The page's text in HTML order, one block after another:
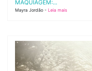
MAQUIAGEM:...
Mayra Jordão - Leia mais